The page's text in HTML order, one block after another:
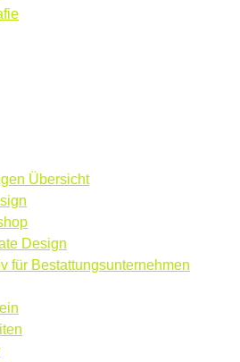
Übersicht
Design
für Bestattungsunternehmen